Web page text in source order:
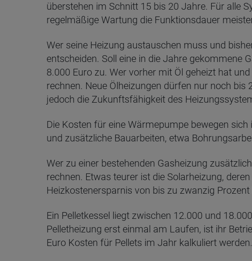
überstehen im Schnitt 15 bis 20 Jahre. Für alle
regelmäßige Wartung die Funktionsdauer
Wer seine Heizung austauschen muss und
entscheiden. Soll eine in die Jahre gekommene
8.000 Euro zu. Wer vorher mit Öl geheizt hat
rechnen. Neue Ölheizungen dürfen nur noch
jedoch die Zukunftsfähigkeit des
Die Kosten für eine Wärmepumpe bewegen
und zusätzliche Bauarbeiten, etwa
Wer zu einer bestehenden Gasheizung
rechnen. Etwas teurer ist die Solarheizung,
Heizkostenersparnis von bis zu zwanzig Prozent
Ein Pelletkessel liegt zwischen 12.000 und
Pelletheizung erst einmal am Laufen, ist ihr
Euro Kosten für Pellets im Jahr kalkuliert werden.